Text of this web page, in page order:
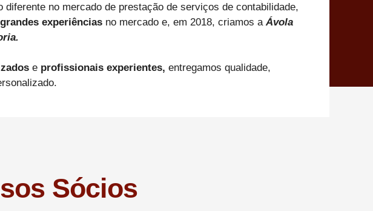
diferente no mercado de prestação de serviços de contabilidade,
grandes experiências no mercado e, em 2018, criamos aÁvola
e profissionais experientes, entregamos qualidade,
Sócios